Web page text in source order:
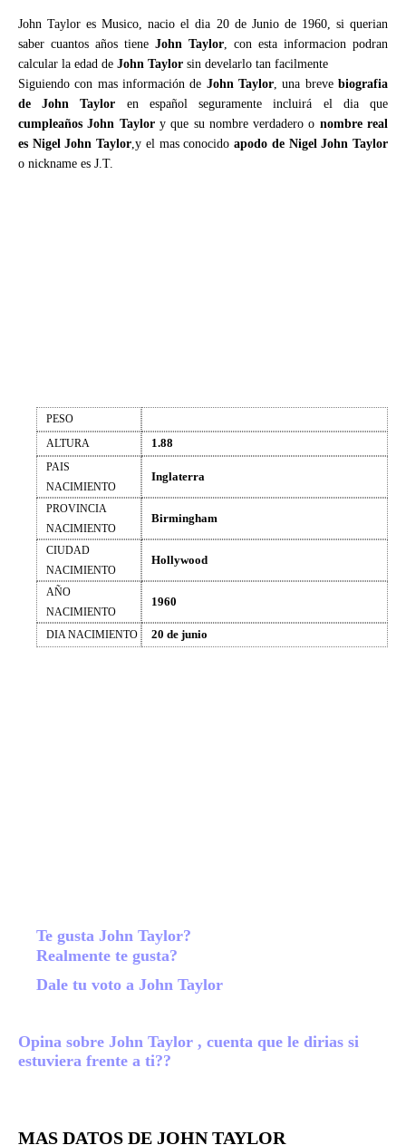
John Taylor es Musico, nacio el dia 20 de Junio de 1960, si querian
saber cuantos años tiene John Taylor, con esta informacion podran
calcular la edad de John Taylor sin develarlo tan facilmente
Siguiendo con mas información de John Taylor, una brevebiografia
de John Taylor en español seguramente incluirá el dia que
cumpleaños John Taylory que su nombre verdadero o nombre real
es Nigel John Taylor,y el mas conocidoapodo de Nigel John Taylor
o nickname es J.T.
PESO
ALTURA
1.88
PAIS
NACIMIENTO
Inglaterra
PROVINCIA
NACIMIENTO
Birmingham
CIUDAD
NACIMIENTO
Hollywood
AÑO
NACIMIENTO
1960
DIA NACIMIENTO 20 de junio
Te gusta John Taylor?
Realmente te gusta?
Dale tu voto a John Taylor
Opina sobre John Taylor , cuenta que le dirias si
estuviera frente a ti??
MAS DATOS DE JOHN TAYLOR